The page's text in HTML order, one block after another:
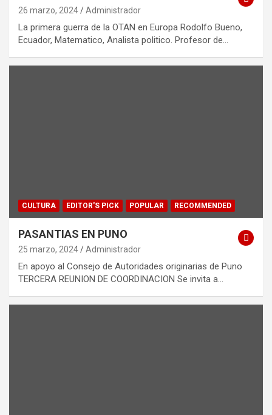
26 marzo, 2024 Administrador
La primera guerra de la OTAN en Europa Rodolfo Bueno,
Ecuador, Matematico, Analista politico. Profesor de…
CULTURA EDITOR'S PICK POPULAR RECOMMENDED
PASANTIAS EN PUNO
25 marzo, 2024 Administrador
En apoyo al Consejo de Autoridades originarias de Puno
TERCERA REUNION DE COORDINACION Se invita a…